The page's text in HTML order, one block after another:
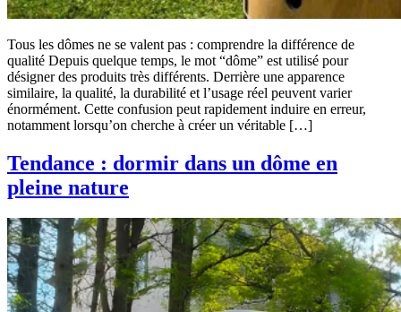
Tous les dômes ne se valent pas : comprendre la différence de
qualité Depuis quelque temps, le mot “dôme” est utilisé pour
désigner des produits très différents. Derrière une apparence
similaire, la qualité, la durabilité et l’usage réel peuvent varier
énormément. Cette confusion peut rapidement induire en erreur,
notamment lorsqu’on cherche à créer un véritable […]
Tendance : dormir dans un dôme en
pleine nature